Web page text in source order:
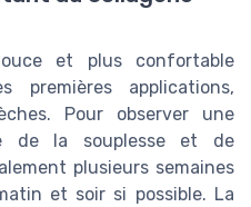
et plus confortable
premières applications,
Pour observer une
de la souplesse et de
plusieurs semaines
et soir si possible. La